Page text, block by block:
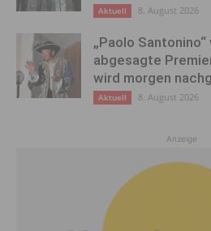
Aktuell 8. August 2026
„Paolo
abgesagte
wird morgen
Aktuell 8. August 2026
Anzeige